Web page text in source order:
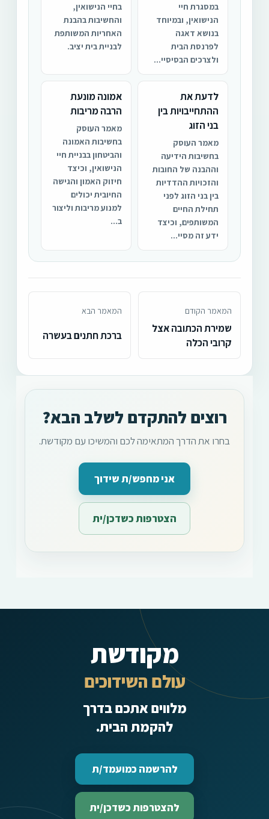
במסגרת חיי
הנישואין, ובמיוחד
בנושא דאגה
לפרנסת הבית
ולצרכים הבסיסיי...
בחיי הנישואין,
והחשיבות בהבנת
האחריות המשותפת
לבניית בית יציב.
לדעת את
ההתחייבויות בין
בני הזוג
מאמר העוסק
בחשיבות הידיעה
וההבנה של החובות
והזכויות ההדדיות
בין בני הזוג לפני
תחילת החיים
המשותפים, וכיצד
ידע זה מסיי...
אמונה מונעת
הרבה מריבות
מאמר העוסק
בחשיבות האמונה
והביטחון בבניית חיי
הנישואין, וכיצד
חיזוק האמון והגישה
החיובית יכולים
למנוע מריבות וליצור
ב...
המאמר הקודם
שמירת הכתובה אצל
קרובי הכלה
המאמר הבא
ברכת חתנים בעשרה
רוצים להתקדם לשלב הבא?
בחרו את הדרך המתאימה לכם והמשיכו עם מקודשת.
אני מחפש/ת שידוך
הצטרפות כשדכן/ית
מקודשת
עולם השידוכים
מלווים אתכם בדרך
להקמת הבית.
להרשמה כמועמד/ת
להצטרפות כשדכן/ית